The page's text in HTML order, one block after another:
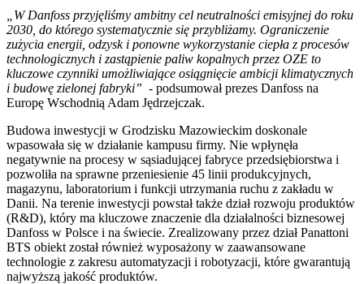
„W Danfoss przyjęliśmy ambitny cel neutralności emisyjnej do roku
2030, do którego systematycznie się przybliżamy. Ograniczenie
zużycia energii, odzysk i ponowne wykorzystanie ciepła z procesów
technologicznych i zastąpienie paliw kopalnych przez OZE to
kluczowe czynniki umożliwiające osiągnięcie ambicji klimatycznych
i budowę zielonej fabryki” - podsumował prezes Danfoss na
Europę Wschodnią Adam Jędrzejczak.
Budowa inwestycji w Grodzisku Mazowieckim doskonale
wpasowała się w działanie kampusu firmy. Nie wpłynęła
negatywnie na procesy w sąsiadującej fabryce przedsiębiorstwa i
pozwoliła na sprawne przeniesienie 45 linii produkcyjnych,
magazynu, laboratorium i funkcji utrzymania ruchu z zakładu w
Danii. Na terenie inwestycji powstał także dział rozwoju produktów
(R&D), który ma kluczowe znaczenie dla działalności biznesowej
Danfoss w Polsce i na świecie. Zrealizowany przez dział Panattoni
BTS obiekt został również wyposażony w zaawansowane
technologie z zakresu automatyzacji i robotyzacji, które gwarantują
najwyższą jakość produktów.